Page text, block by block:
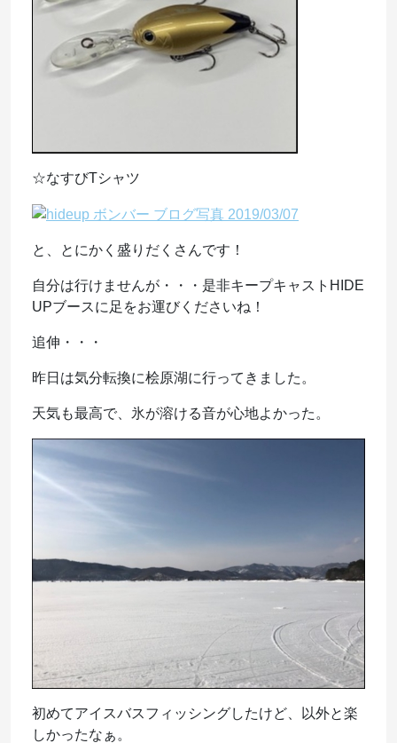
☆なすびTシャツ
と、とにかく盛りだくさんです！
自分は行けませんが・・・是非キープキャストHIDE
UPブースに足をお運びくださいね！
追伸・・・
昨日は気分転換に桧原湖に行ってきました。
天気も最高で、氷が溶ける音が心地よかった。
初めてアイスバスフィッシングしたけど、以外と楽
しかったなぁ。